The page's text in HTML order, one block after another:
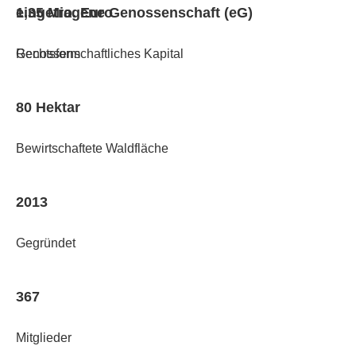
367
Mitglieder
80 Hektar
Bewirtschaftete Waldfläche
1,35 Mio. Euro
Genossenschaftliches Kapital
2013
Gegründet
eingetragene Genossenschaft (eG)
Rechtsform